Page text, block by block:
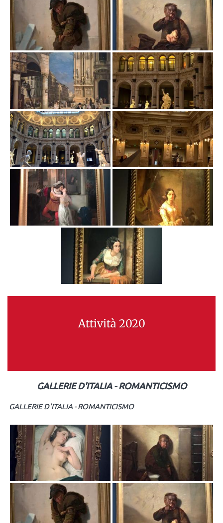
Attività 2020
GALLERIE D'ITALIA - ROMANTICISMO
GALLERIE D'ITALIA - ROMANTICISMO